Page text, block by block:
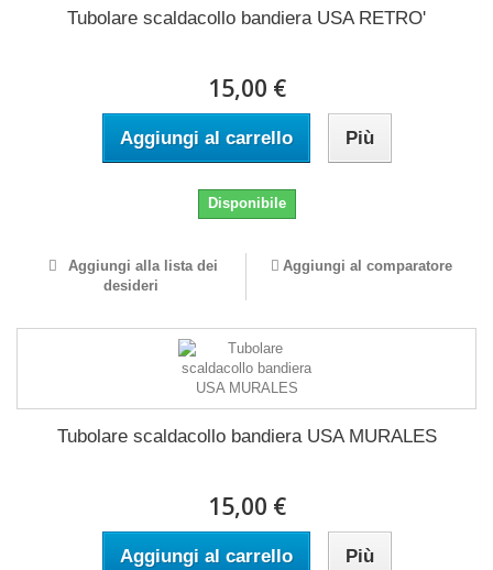
Tubolare scaldacollo bandiera USA RETRO'
15,00 €
Aggiungi al carrello Più
Disponibile
Aggiungi alla lista dei
desideri
Aggiungi al comparatore
Tubolare scaldacollo bandiera USA MURALES
15,00 €
Aggiungi al carrello Più